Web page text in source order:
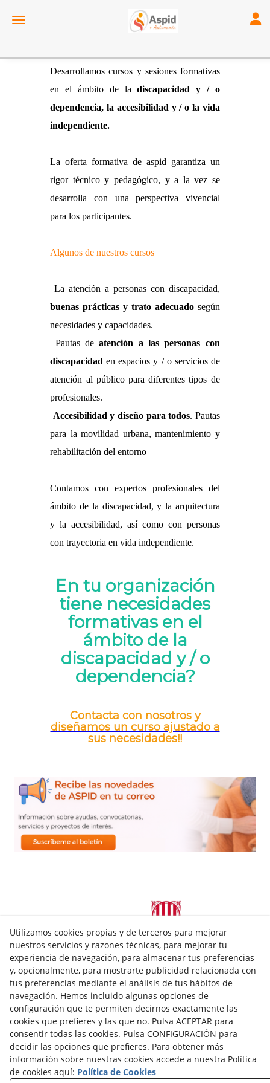
Toggle navigation
Desarrollamos cursos y sesiones formativas
en el ámbito de ladiscapacidad y / o
dependencia, la accesibilidad y / o la vida
independiente.
La oferta formativa de aspid garantiza un
rigor técnico y pedagógico, y a la vez se
desarrolla con una perspectiva vivencial
para los participantes.
Algunos de nuestros cursos
La atención a personas con discapacidad,
buenas prácticas y trato adecuadosegún
necesidades y capacidades.
Pautas deatención a las personas con
discapacidad en espacios y / o servicios de
atención al público para diferentes tipos de
profesionales.
Accesibilidad y diseño para todos. Pautas
para la movilidad urbana, mantenimiento y
rehabilitación del entorno
Contamos con expertos profesionales del
ámbito de la discapacidad, y la arquitectura
y la accesibilidad, así como con personas
con trayectoria en vida independiente.
En tu organización
tiene necesidades
formativas en el
ámbito de la
discapacidad y / o
dependencia?
Contacta con nosotros y
diseñamos un curso ajustado a
sus necesidades!!
C/Bobalà. Baixos (Xamfrà amb c/Princep de Viana 34)
25008 Lleida( Lleida )España
973228980
aspid@aspid.cat
Aviso Legal
Política Cookies
Política de Privacidad
Utilizamos cookies propias y de terceros para mejorar
nuestros servicios y razones técnicas, para mejorar tu
experiencia de navegación, para almacenar tus preferencias
y, opcionalmente, para mostrarte publicidad relacionada con
tus preferencias mediante el análisis de tus hábitos de
navegación. Hemos incluido algunas opciones de
configuración que te permiten decirnos exactamente las
cookies que prefieres y las que no. Pulsa ACEPTAR para
consentir todas las cookies. Pulsa CONFIGURACIÓN para
decidir las opciones que prefieres. Para obtener más
información sobre nuestras cookies accede a nuestra Política
de cookies aquí: Política de Cookies